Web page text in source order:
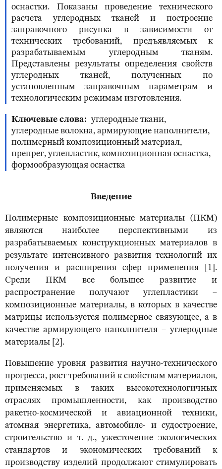
оснастки. Показаны проведение технического
расчета углеродных тканей и построение
заправочного рисунка в зависимости от
технических требований, предъявляемых к
разрабатываемым углеродным тканям.
Представлены результаты определения свойств
углеродных тканей, полученных по
установленным заправочным параметрам и
технологическим режимам изготовления.
Ключевые слова
углеродные ткани,
углеродные волокна, армирующие наполнители,
полимерный композиционный материал,
препрег, углепластик, композиционная оснастка,
формообразующая оснастка
Введение
Полимерные композиционные материалы (ПКМ)
являются наиболее перспективными из
разрабатываемых конструкционных материалов в
результате интенсивного развития технологий их
получения и расширения сфер применения [1].
Среди ПКМ все большее развитие и
распространение получают углепластики –
композиционные материалы, в которых в качестве
матрицы используется полимерное связующее, а в
качестве армирующего наполнителя – углеродные
материалы [2].
Повышение уровня развития научно-технического
прогресса, рост требований к свойствам материалов,
применяемых в таких высокотехнологичных
отраслях промышленности, как производство
ракетно-космической и авиационной техники,
атомная энергетика, автомобиле- и судостроение,
строительство и т. д., ужесточение экологических
стандартов и экономических требований к
производству изделий продолжают стимулировать